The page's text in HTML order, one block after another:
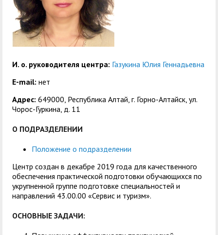
служением»
академического
отпуска обучающимся
И. о. руководителя центра: Газукина Юлия Геннадьевна
E-mail: нет
Адрес: 649000, Республика Алтай, г. Горно-Алтайск, ул.
Чорос-Гуркина, д. 11
О ПОДРАЗДЕЛЕНИИ
Положение о подразделении
Центр создан в декабре 2019 года для качественного
обеспечения практической подготовки обучающихся по
укрупненной группе подготовке специальностей и
направлений 43.00.00 «Сервис и туризм».
ОСНОВНЫЕ ЗАДАЧИ: